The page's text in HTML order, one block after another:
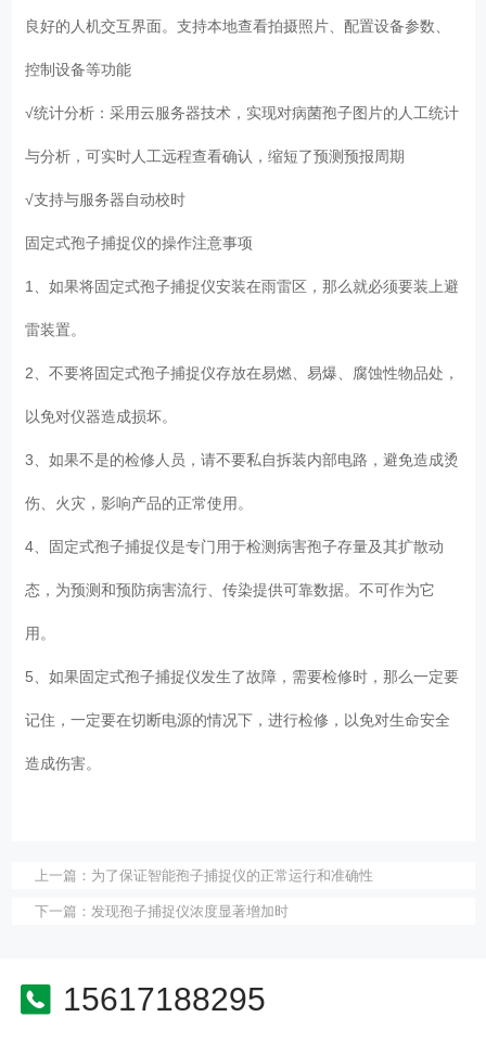
良好的人机交互界面。支持本地查看拍摄照片、配置设备参数、
控制设备等功能
√统计分析：采用云服务器技术，实现对病菌孢子图片的人工统计
与分析，可实时人工远程查看确认，缩短了预测预报周期
√支持与服务器自动校时
固定式孢子捕捉仪的操作注意事项
1、如果将固定式孢子捕捉仪安装在雨雷区，那么就必须要装上避
雷装置。
2、不要将固定式孢子捕捉仪存放在易燃、易爆、腐蚀性物品处，
以免对仪器造成损坏。
3、如果不是的检修人员，请不要私自拆装内部电路，避免造成烫
伤、火灾，影响产品的正常使用。
4、固定式孢子捕捉仪是专门用于检测病害孢子存量及其扩散动
态，为预测和预防病害流行、传染提供可靠数据。不可作为它
用。
5、如果固定式孢子捕捉仪发生了故障，需要检修时，那么一定要
记住，一定要在切断电源的情况下，进行检修，以免对生命安全
造成伤害。
上一篇： 为了保证智能孢子捕捉仪的正常运行和准确性
下一篇： 发现孢子捕捉仪浓度显著增加时
15617188295